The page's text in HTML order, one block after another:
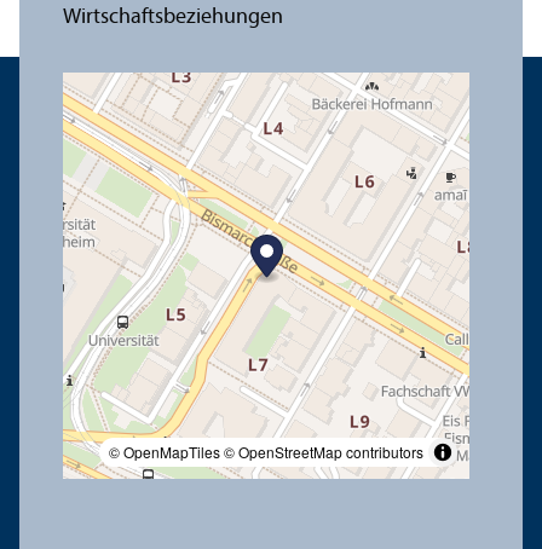
© OpenMapTiles© OpenStreetMap contributors